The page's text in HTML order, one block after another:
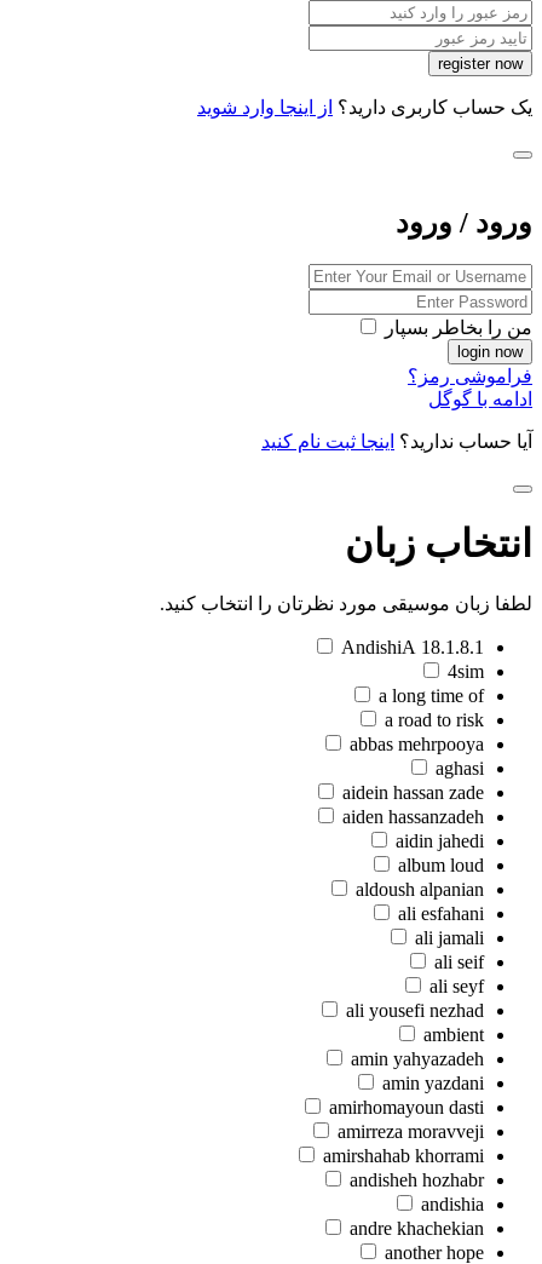
یک حساب کاربری دارید؟ از اینجا وارد شوید
ورود / ورود
من را بخاطر بسپار
فراموشی رمز؟
ادامه با گوگل
آیا حساب ندارید؟ اینجا ثبت نام کنید
انتخاب زبان
لطفا زبان موسیقی مورد نظرتان را انتخاب کنید.
18.1.8.1 AndishiA
4sim
a long time of
a road to risk
abbas mehrpooya
aghasi
aidein hassan zade
aiden hassanzadeh
aidin jahedi
album loud
aldoush alpanian
ali esfahani
ali jamali
ali seif
ali seyf
ali yousefi nezhad
ambient
amin yahyazadeh
amin yazdani
amirhomayoun dasti
amirreza moravveji
amirshahab khorrami
andisheh hozhabr
andishia
andre khachekian
another hope